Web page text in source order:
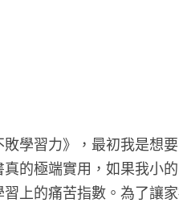
學習力》，最初我是想
的極端實用，如果我小
上的痛苦指數。為了讓